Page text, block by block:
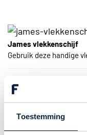
Toestemming
James vlekkenschijf
Gebruik deze handige
James
De